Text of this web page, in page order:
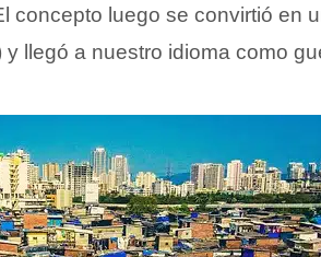
concepto luego se convirtió en
y llegó a nuestro idioma como